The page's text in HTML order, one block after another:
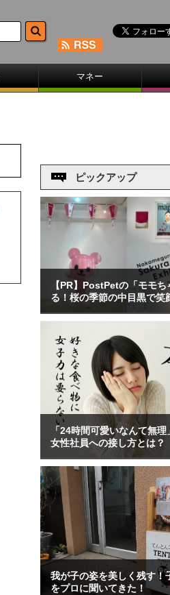
マネー
ピックアップ
【PR】PostPetの「モモ
る！桜の季節の中目黒で笑
「24時間可愛いなんて無
女性社員への接し方とは？
我が子の姿を美しく残す！
をプロに聞いてきた！